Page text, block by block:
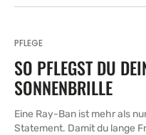
PFLEGE
SO PFLEGST DU
SONNENBRILLE
Eine Ray-Ban ist mehr als
Statement. Damit du lange